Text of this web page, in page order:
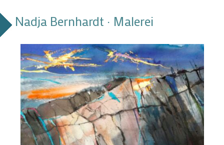
Nadja Bernhardt · Malerei